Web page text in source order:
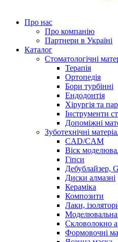
Про нас
Про компанію
Партнери в Україні
Каталог
Стоматологічні
Терапія
Ортопедія
Бори турбінні
Ендодонтія
Хірургія та
Інструменти
Допоміжні
Зуботехнічні
CAD/CAM
Віск
Гіпси
Дебублайзер,
Диски алмазні
Кераміка
Композити
Лаки,
Моделювальна
Скловолокно
Формовочні